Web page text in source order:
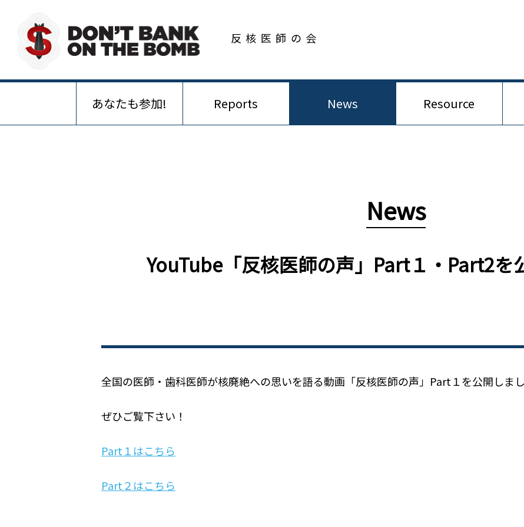
反核医師の会
あなたも参加! Reports News Resource
News
YouTube「反核医師の声」Part１・Part2を
全国の医師・歯科医師が核廃絶への思いを語る動画「反核医師の声」Part１を公開しまし
ぜひご覧下さい！
Part１はこちら
Part２はこちら